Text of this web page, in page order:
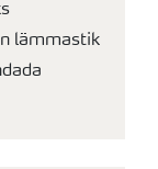
lämmastik